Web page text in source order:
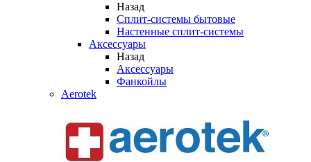
Назад
Сплит-системы бытовые
Настенные сплит-системы
Аксессуары
Назад
Аксессуары
Фанкойлы
Aerotek